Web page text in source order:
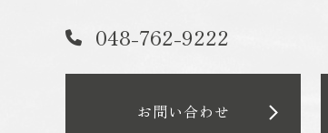
048-762-9222
お問い合わせ